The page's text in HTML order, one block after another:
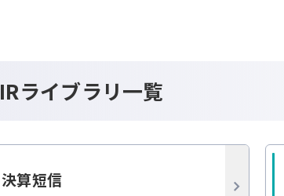
IRライブラリ一覧
決算短信